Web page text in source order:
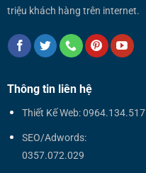
triệu khách hàng trên internet.
Thông tin liên hệ
Thiết Kế Web: 0964.134.517
SEO/Adwords:
0357.072.029